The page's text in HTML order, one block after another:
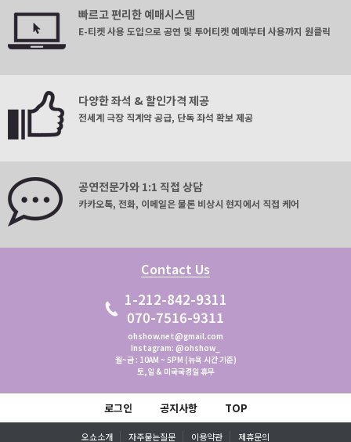
빠르고 편리한 예매시스템
E-티켓 사용 도입으로 공연 및 투어티켓 예매부터 사용까지 원클릭
다양한 좌석 & 할인가격 제공
전세계 극장 직계약 공급, 단독 좌석 확보 제공
공연전문가와 1:1 직접 상담
카카오톡, 전화, 이메일은 물론 비상시 현지에서 직접 케어
Contact Us
1-212-842-9311
070-7516-9311
ohshow.net@gmail.com
Instagram: @ohshow_
월~금 : 10AM ~ 5PM (뉴욕 시간 기준)
토,일 & 미국국경일 휴무
로그인 공지사항 TOP
오쇼소개 자주묻는질문 이용약관 제휴문의